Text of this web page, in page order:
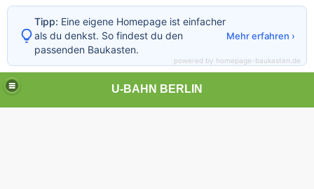
U-BAHN BERLIN
Tipp: Eine eigene Homepage ist einfacher
als du denkst. So findest du den
passenden Baukasten.
Mehr erfahren ›
powered by homepage-baukasten.de